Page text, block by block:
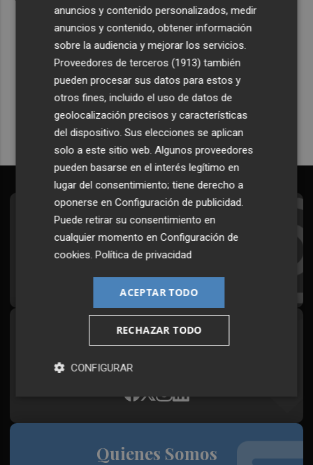
Recibe toda la actualidad de
Plaza Podcast en tu correo
Quiero suscribirme
Suscríbete al Boletín
Todos los días a primera hora en tu email
¡Quiero suscribirme!
Síguenos en redes
Plaza Podcast, desde cualquier medio
Quienes Somos
anuncios y contenido personalizados, medir
anuncios y contenido, obtener información
sobre la audiencia y mejorar los servicios.
Proveedores de terceros (1913) también
pueden procesar sus datos para estos y
otros fines, incluido el uso de datos de
geolocalización precisos y características
del dispositivo. Sus elecciones se aplican
solo a este sitio web. Algunos proveedores
pueden basarse en el interés legítimo en
lugar del consentimiento; tiene derecho a
oponerse enConfiguración de publicidad.
Puede retirar su consentimiento en
cualquier momento enConfiguración de
cookies.Política de privacidad
ACEPTAR TODO
RECHAZAR TODO
CONFIGURAR